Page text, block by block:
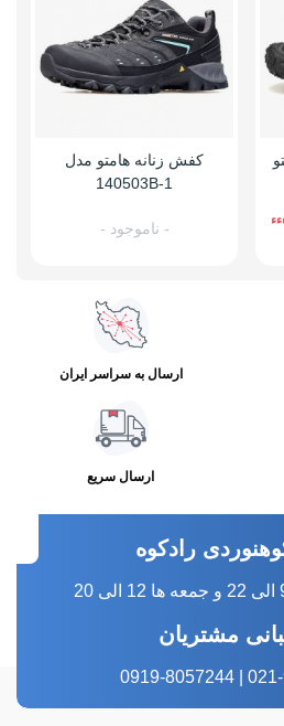
کفش زنانه هامتو مدل
140503B-1
- ناموجود -
ارسال به سراسر ایران
ارسال سریع
رادکوه
مشتریان
021-